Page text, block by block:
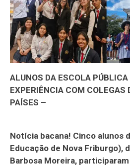
ALUNOS DA ESCOLA
EXPERIÊNCIA COM COLEGAS
PAÍSES –
Notícia bacana! Cinco alunos
Educação de Nova Friburgo),
Barbosa Moreira,